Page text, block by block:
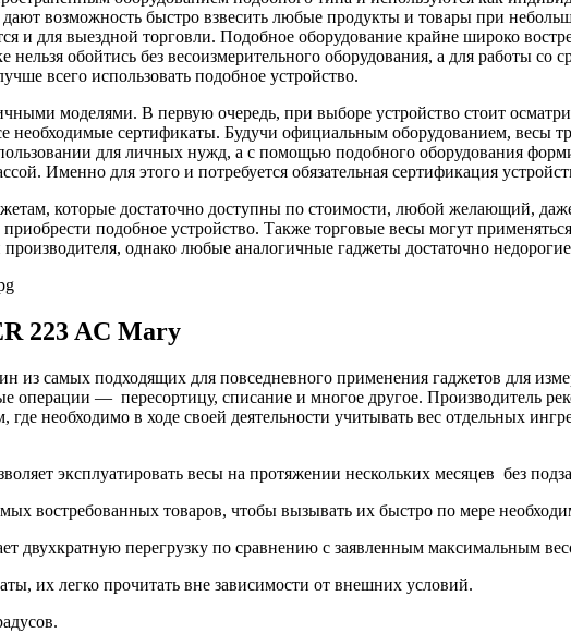
возможность быстро взвесить любые продукты и товары при
и для выездной торговли. Подобное оборудование крайне широко
нельзя обойтись без весоизмерительного оборудования, а для работы
всего использовать подобное устройство.
моделями. В первую очередь, при выборе устройство стоит
сертификаты. Будучи официальным оборудованием, весы
для личных нужд, а с помощью подобного оборудования
Именно для этого и потребуется обязательная сертификация
которые достаточно доступны по стоимости, любой желающий,
подобное устройство. Также торговые весы могут
однако любые аналогичные гаджеты достаточно
223 AC Mary
из самых подходящих для повседневного применения гаджетов для
операции — пересортицу, списание и многое другое. Производитель
где необходимо в ходе своей деятельности учитывать вес отдельных
эксплуатировать весы на протяжении нескольких месяцев без
востребованных товаров, чтобы вызывать их быстро по мере
двухкратную перегрузку по сравнению с заявленным максимальным
их легко прочитать вне зависимости от внешних условий.